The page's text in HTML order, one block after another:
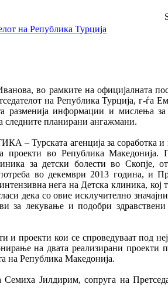
на Република Турција
во рамките на официјалната
на Република Турција, г-ѓа
разменија информации и мислења
следните планирани ангажмани.
– Турската агенција за соработка и
проекти во Република Македонија.
за детски болести во Скопје,
во декември 2013 година, и
нега на Детска клиника, кој
дека со овие исклучително
лекување и подобри здравствени
и проекти кои се спроведуваат под
на двата реализирани
на Република Македонија.
Јилдирим, сопруга на